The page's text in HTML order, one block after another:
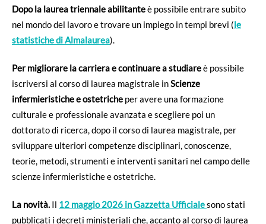
Dopo la laurea triennale abilitanteè possibile entrare subito
nel mondo del lavoro e trovare un impiego in tempi brevi (le
statistiche di Almalaurea).
Per migliorare la carriera e continuare a studiareè possibile
iscriversi al corso di laurea magistrale inScienze
infermieristiche e ostetriche per avere una formazione
culturale e professionale avanzata e scegliere poi un
dottorato di ricerca, dopo il corso di laurea magistrale, per
sviluppare ulteriori competenze disciplinari, conoscenze,
teorie, metodi, strumenti e interventi sanitari nel campo delle
scienze infermieristiche e ostetriche.
La novità. Il 12 maggio 2026 in Gazzetta Ufficialesono stati
pubblicati i decreti ministeriali che, accanto al corso di laurea